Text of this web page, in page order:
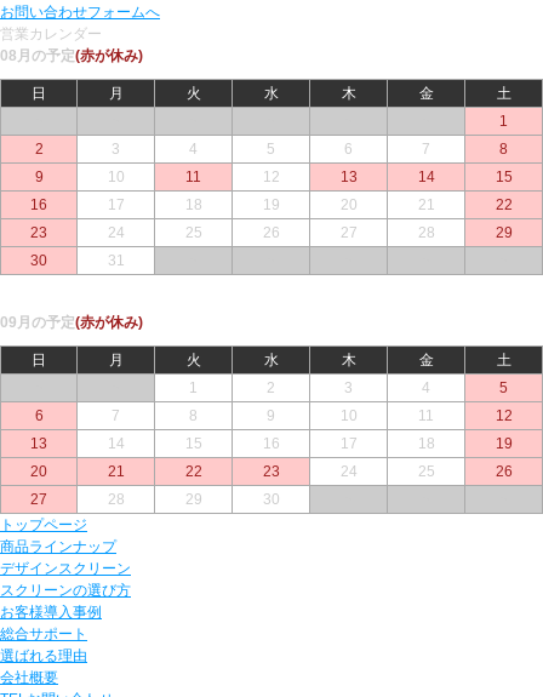
お問い合わせフォームへ
営業カレンダー
08月の予定(赤が休み)
日 月 火 水 木 金
土
1
2
3 4 5 6 7
8
9
10 11 12 13 14
15
16
17 18 19 20 21
22
23
24 25 26 27 28
29
30
31
09月の予定(赤が休み)
日 月 火 水 木 金
土
1 2 3 4
5
6
7 8 9 10 11
12
13
14 15 16 17 18
19
20
21 22 23 24 25
26
27
28 29 30
トップページ
商品ラインナップ
デザインスクリーン
スクリーンの選び方
お客様導入事例
総合サポート
選ばれる理由
会社概要